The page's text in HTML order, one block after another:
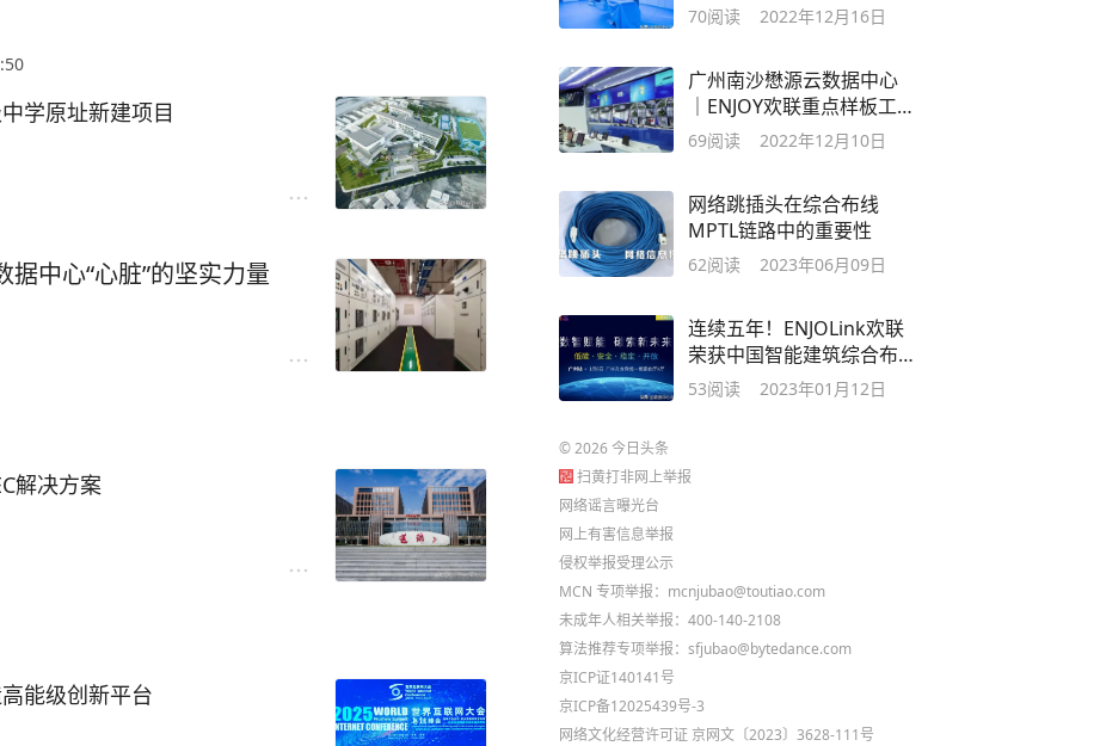
，以可扩展单元（SU）作为基
构建的两层无收敛网络架构
协同需求，NVIDIA采用多
面（每个800G网卡拆分为2个
机，集群整体支持后续按SU
产线。在这样高度数字化的场
露出短板：
，一旦出现故障，排查耗时费
。” 合肥市富士智能精密科技
物理层彻底重构网络底座。
。挪森凭借深厚的技术积淀和
制了高标准的网络物理层架
综合楼和一栋8层综合楼组
诊、智慧办公、数据存储等核
， 将在后期针对高复杂的信息
高的容错性、可用性、可扩展
理简单、整洁，提升管理效
。
三阳路风塔项目
坐落于内环核心三阳路商
建筑，集高端酒店、商务办
品质标准，严苛程度远超一般
核心功能，要求信号传输高稳
、毒气扩散风险；
电力、通讯、网络、自控系统
学原址新建项目
作为教育信息化的“神经系
区具有深厚底蕴的“省级示范
规模为8轨24班，总用地面积
平方米，涵盖教学楼、
风雨操场）、架空层及机动车
中心“心脏”的坚实力量
解决方案
球第二总部核心载体，总建筑
能级创新平台
医院之一
70阅读 2022年12月16日
广州南沙懋源云数据中心
｜ENJOY欢联重点样板工
程
69阅读 2022年12月10日
网络跳插头在综合布线
MPTL链路中的重要性
62阅读 2023年06月09日
连续五年！ENJOLink欢联
荣获中国智能建筑综合布
线十大品牌奖
53阅读 2023年01月12日
©2026今日头条
扫黄打非网上举报
网络谣言曝光台
网上有害信息举报
侵权举报受理公示
MCN 专项举报：mcnjubao@toutiao.com
未成年人相关举报：400-140-2108
算法推荐专项举报：sfjubao@bytedance.com
京ICP证140141号
京ICP备12025439号-3
网络文化经营许可证 京网文〔2023〕3628-111号